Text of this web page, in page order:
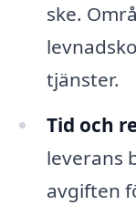
ske.
tjänster.
Tid och
leverans
avgiften